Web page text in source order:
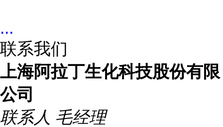
...
联系我们
上海阿拉丁生化科技股份有限
公司
联系人 毛经理